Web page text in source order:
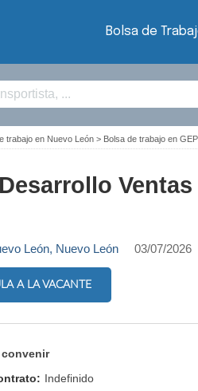
Bolsa de
trabajo en Nuevo León > Bolsa de trabajo en
Ventas
León, Nuevo León 03/07/2026
A LA VACANTE
convenir
Indefinido